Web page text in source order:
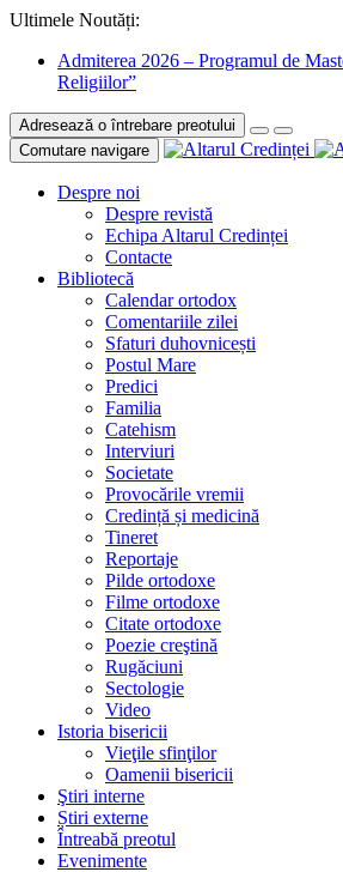
Ultimele Noutăți:
Admiterea 2026 – Programul de
Religiilor”
Adresează o întrebare preotului
Comutare navigare
Despre noi
Despre revistă
Echipa Altarul Credinței
Contacte
Bibliotecă
Calendar ortodox
Comentariile zilei
Sfaturi duhovnicești
Postul Mare
Predici
Familia
Catehism
Interviuri
Societate
Provocările vremii
Credință și medicină
Tineret
Reportaje
Pilde ortodoxe
Filme ortodoxe
Citate ortodoxe
Poezie creştină
Rugăciuni
Sectologie
Video
Istoria bisericii
Vieţile sfinţilor
Oamenii bisericii
Ştiri interne
Știri externe
Întreabă preotul
Evenimente